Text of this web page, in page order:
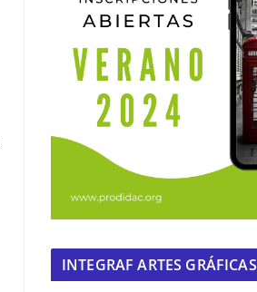
INTEGRAF ARTES GRÁFICAS